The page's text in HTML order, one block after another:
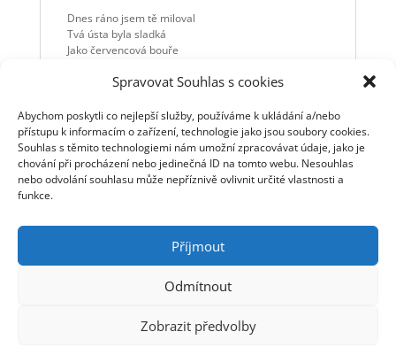
Spravovat Souhlas s cookies
Abychom poskytli co nejlepší služby, používáme k ukládání a/nebo
přístupu k informacím o zařízení, technologie jako jsou soubory cookies.
Souhlas s těmito technologiemi nám umožní zpracovávat údaje, jako je
chování při procházení nebo jedinečná ID na tomto webu. Nesouhlas
nebo odvolání souhlasu může nepříznivě ovlivnit určité vlastnosti a
funkce.
Příjmout
Odmítnout
Zobrazit předvolby
Dnes ráno jsem tě miloval
Tvá ústa byla sladká
Jako červencová bouře
Před námi už tolik lidí
Ať už v městech nebo lesích
Na sebe se usmívalo
Nemluv o lásce a poutech
Co si s těmi slovy počít
Proč máš posmutnělé oči ?
Linhart | Webhosting: ha-vel |Webarchivováno